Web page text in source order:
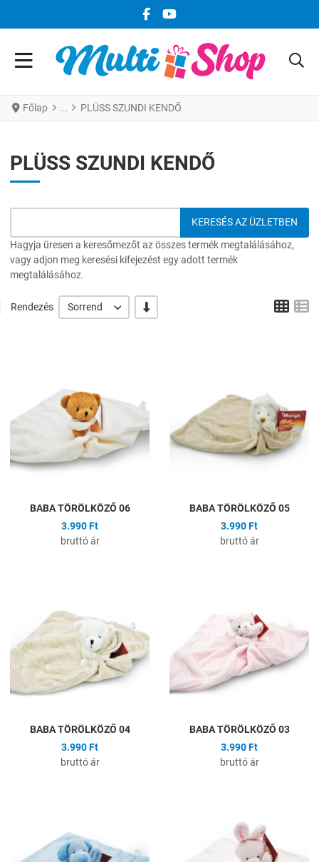
FACEBOOK KÖZÖSSÉGI LINK
YOUTUBE KÖZÖSSÉGI LINK
Főlap PLÜSS SZUNDI KENDŐ
PLÜSS SZUNDI KENDŐ
Hagyja üresen a keresőmezőt az összes termék megtalálásához,
vagy adjon meg keresési kifejezést egy adott termék
megtalálásához.
Rendezés Sorrend -/+ Grid
Összehasonlítás
Gyors nézet
BABA TÖRÖLKÖZŐ 06
3.990 Ft
bruttó ár
BABA TÖRÖLKÖZŐ 05
3.990 Ft
bruttó ár
Összehasonlítás
Gyors nézet
BABA TÖRÖLKÖZŐ 04
3.990 Ft
bruttó ár
BABA TÖRÖLKÖZŐ 03
3.990 Ft
bruttó ár